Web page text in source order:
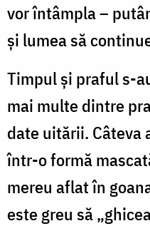
vor întâmpla –
și lumea să
Timpul și praful s-
mai multe dintre
date uitării. Câteva
într-o formă
mereu aflat în
este greu să